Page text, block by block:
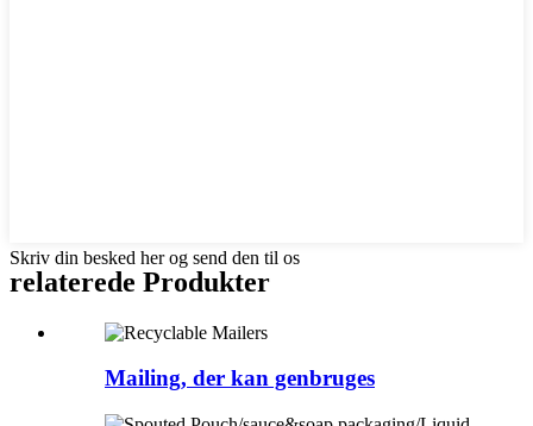
Skriv din besked her og send den til os
relaterede Produkter
Mailing, der kan genbruges